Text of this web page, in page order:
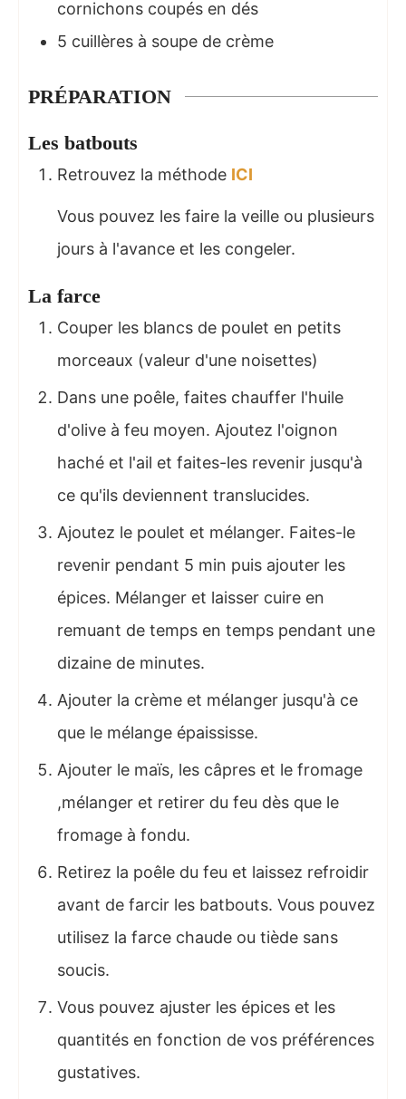
cornichons coupés en dés
5 cuillères à soupe de crème
PRÉPARATION
Les batbouts
Retrouvez la méthode ICI
Vous pouvez les faire la veille ou plusieurs
jours à l'avance et les congeler.
La farce
Couper les blancs de poulet en petits
morceaux (valeur d'une noisettes)
Dans une poêle, faites chauffer l'huile
d'olive à feu moyen. Ajoutez l'oignon
haché et l'ail et faites-les revenir jusqu'à
ce qu'ils deviennent translucides.
Ajoutez le poulet et mélanger. Faites-le
revenir pendant 5 min puis ajouter les
épices. Mélanger et laisser cuire en
remuant de temps en temps pendant une
dizaine de minutes.
Ajouter la crème et mélanger jusqu'à ce
que le mélange épaississe.
Ajouter le maïs, les câpres et le fromage
,mélanger et retirer du feu dès que le
fromage à fondu.
Retirez la poêle du feu et laissez refroidir
avant de farcir les batbouts. Vous pouvez
utilisez la farce chaude ou tiède sans
soucis.
Vous pouvez ajuster les épices et les
quantités en fonction de vos préférences
gustatives.